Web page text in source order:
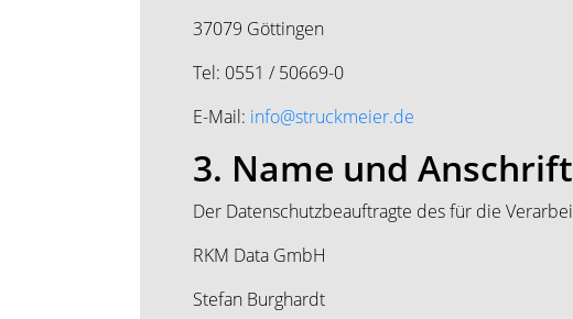
37079 Göttingen
Tel: 0551 / 50669-0
E-Mail: info@struckmeier.de
3. Name und
Der Datenschutzbeauftragte des für die
RKM Data GmbH
Stefan Burghardt